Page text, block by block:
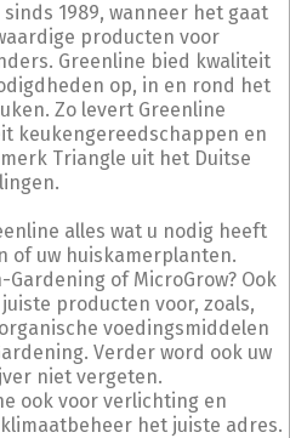
1989, wanneer het gaat
producten voor
Greenline bied kwaliteit
op, in en rond het
Zo levert Greenline
keukengereedschappen en
Triangle uit het Duitse
alles wat u nodig heeft
of uw huiskamerplanten.
of MicroGrow? Ook
producten voor, zoals,
voedingsmiddelen
Verder word ook uw
niet vergeten.
ook voor verlichting en
het juiste adres.